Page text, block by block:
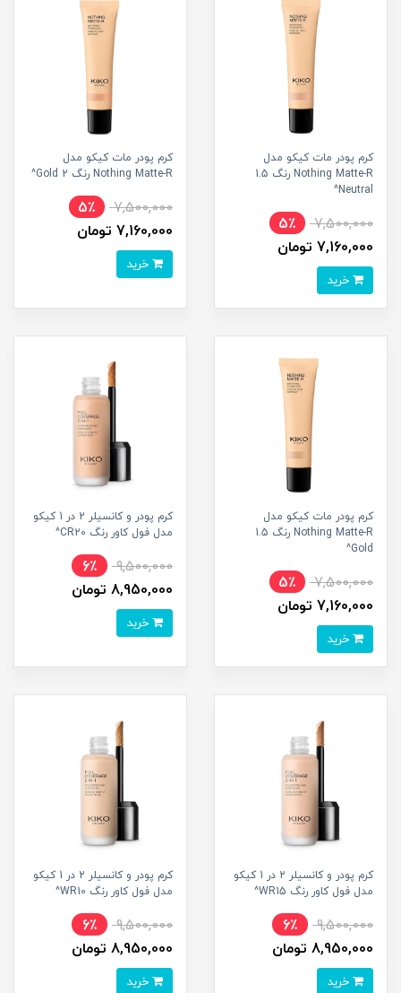
کرم پودر مات کیکو مدل
Nothing Matte-R رنگ 1.5
Neutral^
7,500,000
5٪
7,160,000 تومان
کرم پودر مات کیکو مدل
Nothing Matte-R رنگ 2 Gold^
7,500,000
5٪
7,160,000 تومان
کرم پودر مات کیکو مدل
Nothing Matte-R رنگ 1.5
Gold^
7,500,000
5٪
7,160,000 تومان
کرم پودر و کانسیلر 2 در 1 کیکو
مدل فول کاور رنگ CR20^
9,500,000
6٪
8,950,000 تومان
کرم پودر و کانسیلر 2 در 1 کیکو
مدل فول کاور رنگ WR15^
9,500,000
6٪
8,950,000 تومان
کرم پودر و کانسیلر 2 در 1 کیکو
مدل فول کاور رنگ WR10^
9,500,000
6٪
8,950,000 تومان